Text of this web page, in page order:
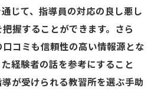
じて、指導員の対応の良し悪し
握することができます。さら
コミも信頼性の高い情報源とな
経験者の話を参考にすること
が受けられる教習所を選ぶ手助